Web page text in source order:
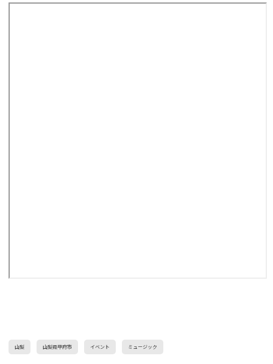
山梨 山梨県甲府市 イベント ミュージック